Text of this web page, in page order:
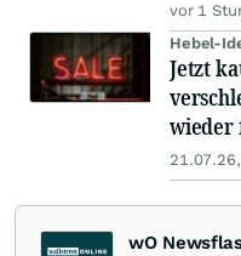
vor 1
Hebel-
Jetzt
wieder
wO